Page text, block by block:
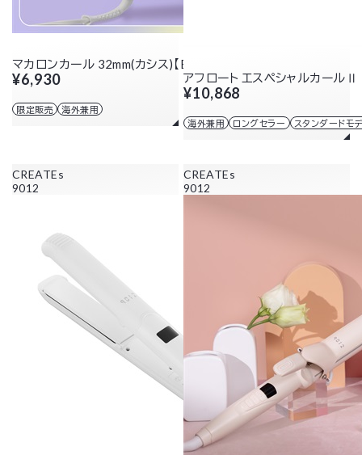
マカロンカール 32mm(カシス)【EC限定カラー】
¥6,930
限定販売 海外兼用
アフロート エスペシャルカールⅡ
¥10,868
海外兼用 ロングセラー スタンダードモ
CREATEs
9012
CREATEs
9012